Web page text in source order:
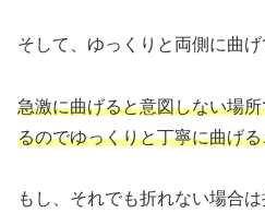
そして、ゆっくりと両側に曲げ
急激に曲げると意図しない場
るのでゆっくりと丁寧に曲げ
もし、それでも折れない場合